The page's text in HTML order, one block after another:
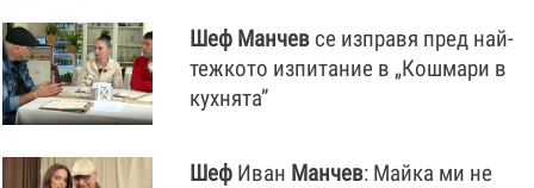
Шеф Манчев се изправя пред най-
тежкото изпитание в „Кошмари в
кухнята”
Шеф Иван Манчев: Майка ми не